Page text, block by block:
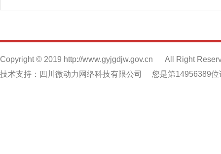
Copyright © 2019 http://www.gyjgdjw.gov.cn
All Right
技术支持：四川微动力网络科技有限公司
您是第14956389位